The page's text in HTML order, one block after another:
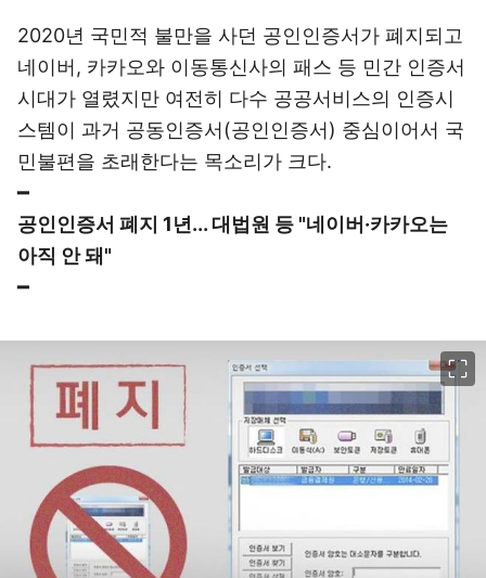
2020년 국민적 불만을 사던 공인인증서가 폐지되고
네이버, 카카오와 이동통신사의 패스 등 민간 인증서
시대가 열렸지만 여전히 다수 공공서비스의 인증시
스템이 과거 공동인증서(공인인증서) 중심이어서 국
민불편을 초래한다는 목소리가 크다.
━
공인인증서 폐지 1년... 대법원 등 "네이버·카카오는
아직 안 돼"
━